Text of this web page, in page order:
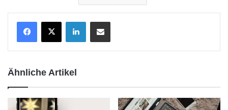
LinkedInTeile per E-Mail
Ähnliche Artikel